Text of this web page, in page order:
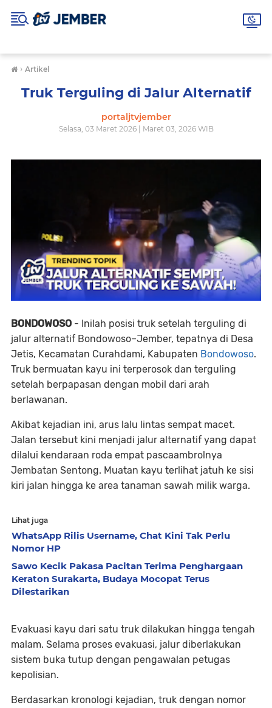
› Artikel
Truk Terguling di Jalur Alternatif
portaljtvjember
Selasa, 03 Maret 2026 | Maret 03, 2026 WIB
BONDOWOSO - Inilah posisi truk setelah terguling di
jalur alternatif Bondowoso–Jember, tepatnya di Desa
Jetis, Kecamatan Curahdami, Kabupaten Bondowoso.
Truk bermuatan kayu ini terperosok dan terguling
setelah berpapasan dengan mobil dari arah
berlawanan.
Akibat kejadian ini, arus lalu lintas sempat macet.
Jalan tersebut kini menjadi jalur alternatif yang dapat
dilalui kendaraan roda empat pascaambrolnya
Jembatan Sentong. Muatan kayu terlihat jatuh ke sisi
kiri jalan hingga ke area tanaman sawah milik warga.
Lihat juga
WhatsApp Rilis Username, Chat Kini Tak Perlu
Nomor HP
Sawo Kecik Pakasa Pacitan Terima Penghargaan
Keraton Surakarta, Budaya Mocopat Terus
Dilestarikan
Evakuasi kayu dari satu truk dilakukan hingga tengah
malam. Selama proses evakuasi, jalur diberlakukan
sistem buka tutup dengan pengawalan petugas
kepolisian.
Berdasarkan kronologi kejadian, truk dengan nomor